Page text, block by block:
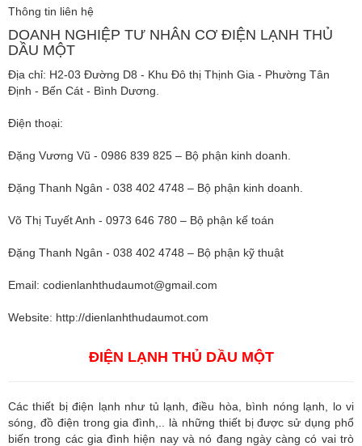
Thông tin liên hệ
DOANH NGHIỆP TƯ NHÂN CƠ ĐIỆN LẠNH THỦ
DẦU MỘT
Địa chỉ: H2-03 Đường D8 - Khu Đô thị Thịnh Gia - Phường Tân
Định - Bến Cát - Bình Dương.
Điện thoại:
Đặng Vương Vũ - 0986 839 825 – Bộ phận kinh doanh.
Đặng Thanh Ngân - 038 402 4748 – Bộ phận kinh doanh.
Võ Thị Tuyết Anh - 0973 646 780 – Bộ phận kế toán
Đặng Thanh Ngân - 038 402 4748 – Bộ phận kỹ thuật
Email: codienlanhthudaumot@gmail.com
Website: http://dienlanhthudaumot.com
ĐIỆN LẠNH THỦ DẦU MỘT
Các thiết bị điện lạnh như tủ lạnh, điều hòa, bình nóng lạnh, lo vi
sóng, đồ điện trong gia đình,.. là những thiết bị được sử dụng phổ
biến trong các gia đình hiện nay và nó đang ngày càng có vai trò